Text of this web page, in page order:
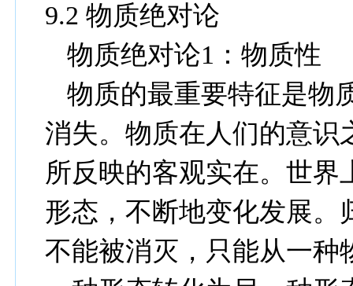
9.2物质绝对论
物质绝对论1 ：物质性
物质的最重要特征是物
消失。物质在人们的意识
所反映的客观实在。世
形态，不断地变化发展。
不能被消灭，只能从一种